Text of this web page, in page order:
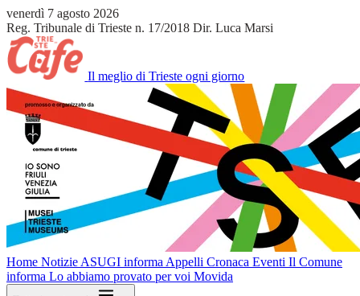
venerdì 7 agosto 2026
Reg. Tribunale di Trieste n. 17/2018 Dir. Luca Marsi
Il meglio di Trieste ogni giorno
Home Notizie ASUGI informa Appelli Cronaca Eventi Il Comune
informa Lo abbiamo provato per voi Movida